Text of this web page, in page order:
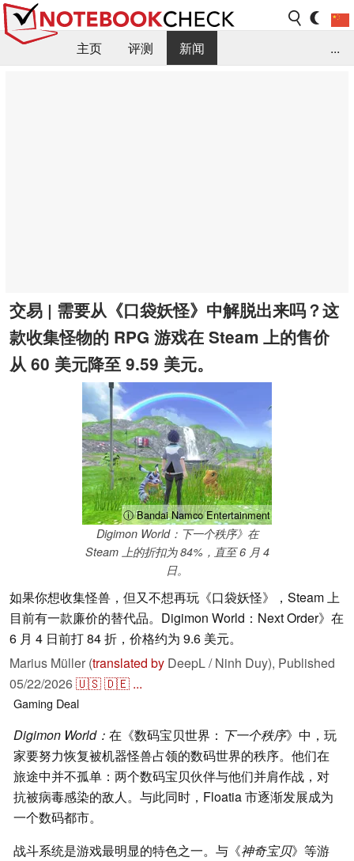
主页 评测
新闻
...
交易 | 需要从《口袋妖怪》中解脱出来吗？这
款收集怪物的 RPG 游戏在 Steam 上的售价
从 60 美元降至 9.59 美元。
ⓘ Bandai Namco Entertainment
Digimon World：下一个秩序》在
Steam 上的折扣为 84%，直至 6 月 4
日。
如果你想收集怪兽，但又不想再玩《口袋妖怪》，Steam 上
目前有一款廉价的替代品。Digimon World：Next Order》在
6 月 4 日前打 84 折，价格约为 9.6 美元。
Marius Müller (translated by DeepL / Ninh Duy), Published
05/22/2026🇺🇸🇩🇪 ...
Gaming Deal
Digimon World： 在《数码宝贝世界： 下一个秩序》中，玩
家要努力恢复被机器怪兽占领的数码世界的秩序。他们在
旅途中并不孤单：两个数码宝贝伙伴与他们并肩作战，对
抗被病毒感染的敌人。与此同时，Floatia 市逐渐发展成为
一个数码都市。
战斗系统是游戏最明显的特色之一。与《神奇宝贝》等游